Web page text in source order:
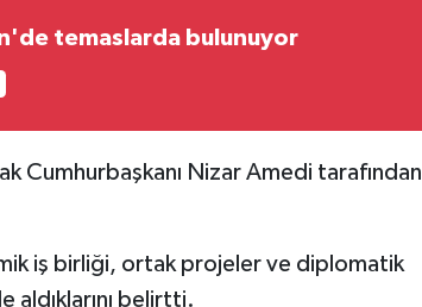
temaslarda bulunuyor
Cumhurbaşkanı Nizar Amedi tarafından
iş birliği, ortak projeler ve diplomatik
aldıklarını belirtti.